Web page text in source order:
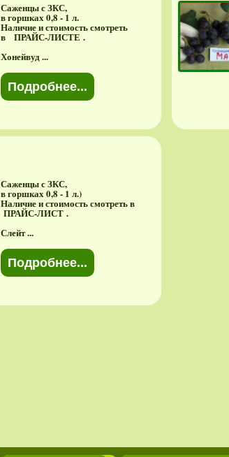
Саженцы с ЗКС,
в горшках 0,8 - 1 л.
Наличие и стоимость смотреть
в ПРАЙС-ЛИСТЕ .
Хонейвуд ...
Подробнее...
Саженцы с ЗКС,
в горшках 0,8 - 1 л.)
Наличие и стоимость смотреть в
ПРАЙС-ЛИСТ .
Слейт ...
Подробнее...